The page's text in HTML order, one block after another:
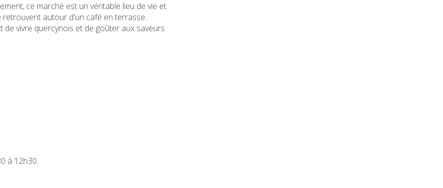
ce marché est un véritable lieu de vie et
autour d'un café en terrasse.
vivre quercynois et de goûter aux saveurs
à 12h30.